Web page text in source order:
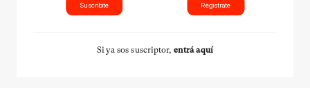
Suscribite Registrate
Si ya sos suscriptor, entrá aquí